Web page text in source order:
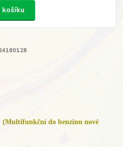
(Multifunkční do benzínu nové